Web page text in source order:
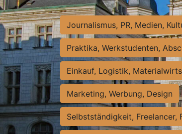
Journalismus, PR, Medien,
Praktika, Werkstudenten,
Einkauf, Logistik,
Marketing, Werbung, Design
Selbstständigkeit, Freelancer,